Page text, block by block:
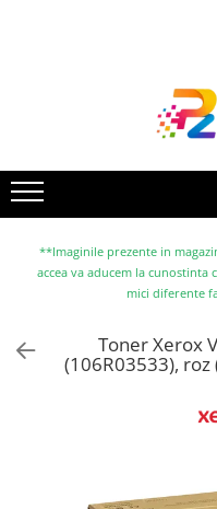
Imprimante cu jet
Multifunctionale laser
Multifunctionale cu jet
Imprimante etichete
Scanere
**Imaginile prezente in
accea va aducem la cunostinta
mici diferente
Toner Xerox
(106R03533),